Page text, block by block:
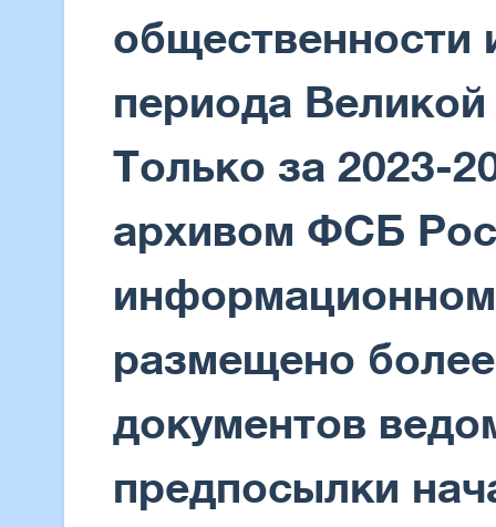
общественности
периода
Только за 2023-
архивом ФСБ
размещено
документов
предпосылки